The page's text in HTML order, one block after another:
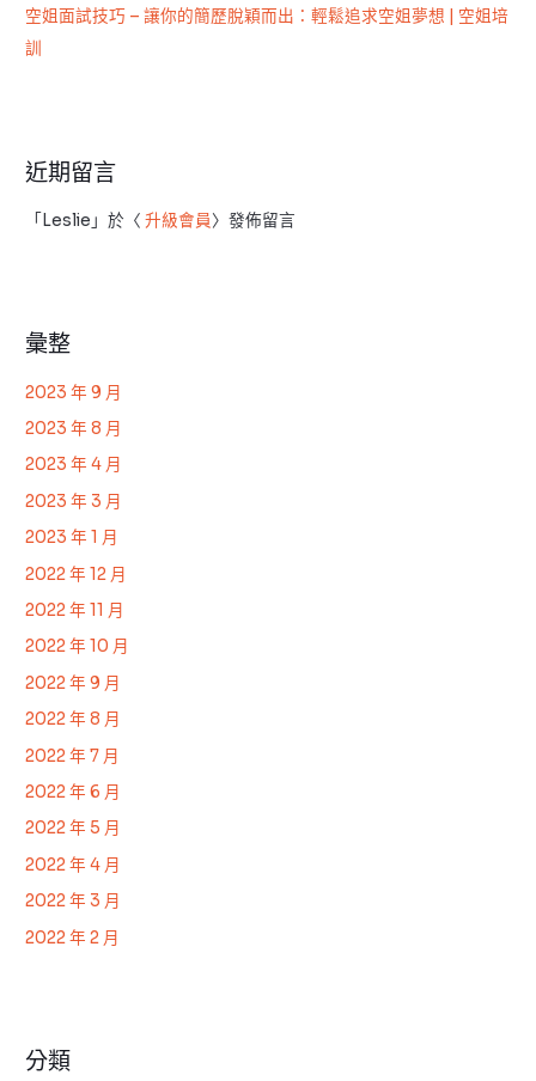
空姐面試技巧 – 讓你的簡歷脫穎而出：輕鬆追求空姐夢想 | 空姐培
訓
近期留言
「 Leslie 」於〈 升級會員〉發佈留言
彙整
2023 年 9 月
2023 年 8 月
2023 年 4 月
2023 年 3 月
2023 年 1 月
2022 年 12 月
2022 年 11 月
2022 年 10 月
2022 年 9 月
2022 年 8 月
2022 年 7 月
2022 年 6 月
2022 年 5 月
2022 年 4 月
2022 年 3 月
2022 年 2 月
分類